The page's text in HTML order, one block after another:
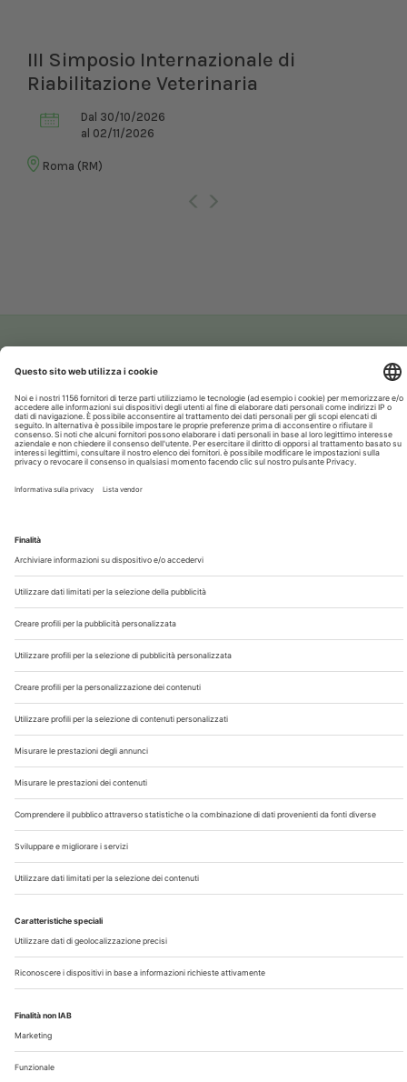
III Simposio Internazionale di
Riabilitazione Veterinaria
Dal 30/10/2026
al 02/11/2026
Roma (RM)
Chi Siamo
Contatti
Note Legali
Privacy
©2026 Edra S.p.a | www.edraspa.it | P.iva 08056040960
| Tel. 02/881841 | Sede legale: Viale Enrico Forlanini 21 -
20134 Milano (Italy)
Registrazione Tribunale di Milano n° 5578/2022 del
5/05/2022